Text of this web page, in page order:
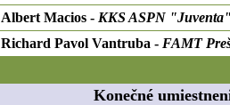
Albert Macios - KKS ASPN
Richard Pavol Vantruba - FAMT
Konečné